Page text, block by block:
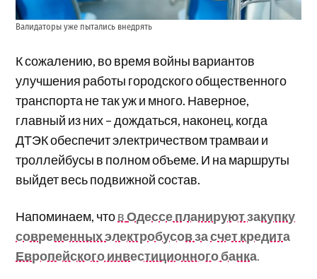
Валидаторы уже пытались внедрять
К сожалению, во время войны вариантов
улучшения работы городского общественного
транспорта не так уж и много. Наверное,
главный из них – дождаться, наконец, когда
ДТЭК обеспечит электричеством трамваи и
троллейбусы в полном объеме. И на маршруты
выйдет весь подвижной состав.
Напоминаем, чтовОдессе планируют закупку
современных электробусов за счет кредита
Европейского инвестиционного банка.